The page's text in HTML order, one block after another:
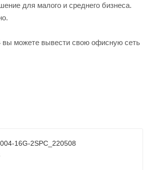
для малого и среднего бизнеса.
можете вывести свою офисную сеть
16G-2SPC_220508